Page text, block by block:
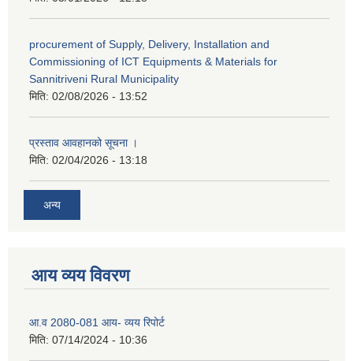
procurement of Supply, Delivery, Installation and
Commissioning of ICT Equipments & Materials for
Sannitriveni Rural Municipality
मिति: 02/08/2026 - 13:52
प्रस्ताव आवहानको सूचना ।
मिति: 02/04/2026 - 13:18
अन्य
आय व्यय विवरण
आ.व 2080-081 आय- व्यय रिपोर्ट
मिति: 07/14/2024 - 10:36